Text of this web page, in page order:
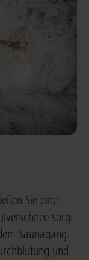
Sie eine
sorgt
Saunagang.
und